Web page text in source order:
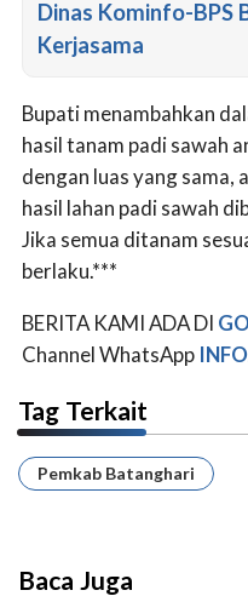
Dinas Kominfo-BPS
Kerjasama
Bupati menambahkan
hasil tanam padi sawah
dengan luas yang sama,
hasil lahan padi sawah
Jika semua ditanam
berlaku.***
BERITA KAMI ADA DI
Channel WhatsApp
Tag Terkait
Pemkab Batanghari
Baca Juga